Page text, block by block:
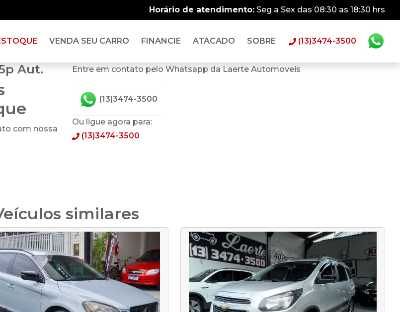
Horário de atendimento: Seg a Sex das 08:30 as 18:30 hrs
VENDA SEU CARRO FINANCIE ATACADO SOBRE (13)3474-3500
Aut.
com nossa
Entre em contato pelo Whatsapp da Laerte Automoveis
(13)3474-3500
Ou ligue agora para:
(13)3474-3500
similares